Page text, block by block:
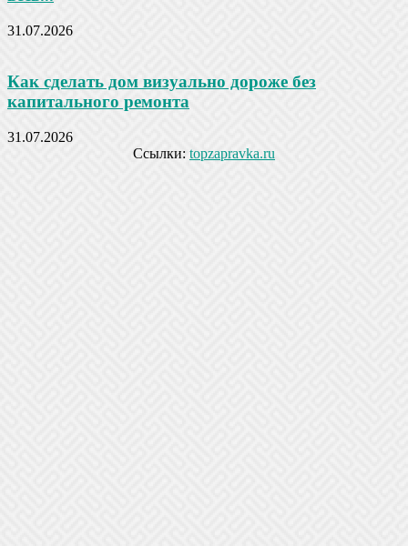
31.07.2026
Как сделать дом визуально дороже без
капитального ремонта
31.07.2026
Ссылки: topzapravka.ru